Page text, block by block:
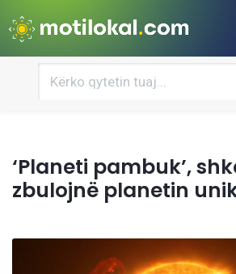
‘Planeti pambuk’,
zbulojnë planetin